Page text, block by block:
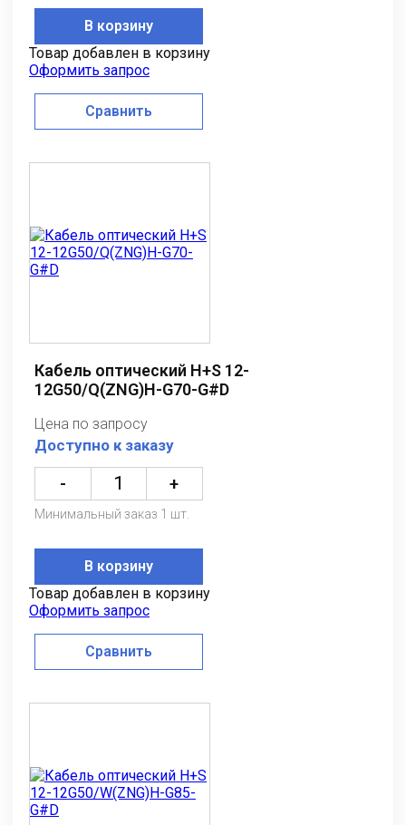
В корзину
Товар добавлен в корзину
Оформить запрос
Сравнить
Кабель оптический H+S 12-
12G50/Q(ZNG)H-G70-G#D
Цена по запросу
Доступно к заказу
- +
Минимальный заказ 1 шт.
В корзину
Товар добавлен в корзину
Оформить запрос
Сравнить